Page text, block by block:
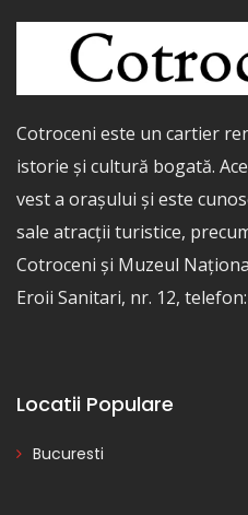
Cotroceni este un cartier
istorie și cultură bogată.
vest a orașului și este
sale atracții turistice,
Cotroceni și Muzeul
Eroii Sanitari, nr. 12,
Locatii Populare
Bucuresti